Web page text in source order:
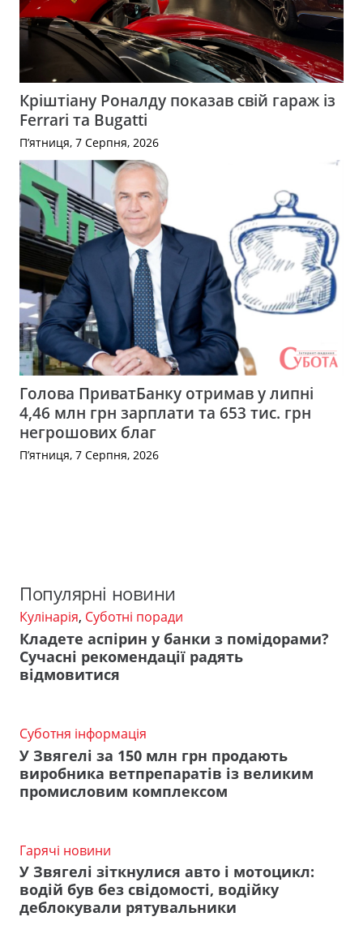
Кріштіану Роналду показав свій гараж із
Ferrari та Bugatti
П’ятниця, 7 Серпня, 2026
Голова ПриватБанку отримав у липні
4,46 млн грн зарплати та 653 тис. грн
негрошових благ
П’ятниця, 7 Серпня, 2026
Популярні новини
Кулінарія, Суботні поради
Кладете аспірин у банки з помідорами?
Сучасні рекомендації радять
відмовитися
Суботня інформація
У Звягелі за 150 млн грн продають
виробника ветпрепаратів із великим
промисловим комплексом
Гарячі новини
У Звягелі зіткнулися авто і мотоцикл:
водій був без свідомості, водійку
деблокували рятувальники